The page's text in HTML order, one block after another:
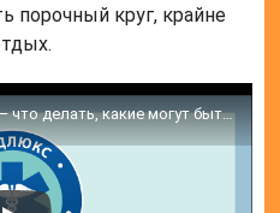
порочный круг, крайне
Бессонница и нарушения сна – что делать, какие могут быть причины расстройства сна и лечение